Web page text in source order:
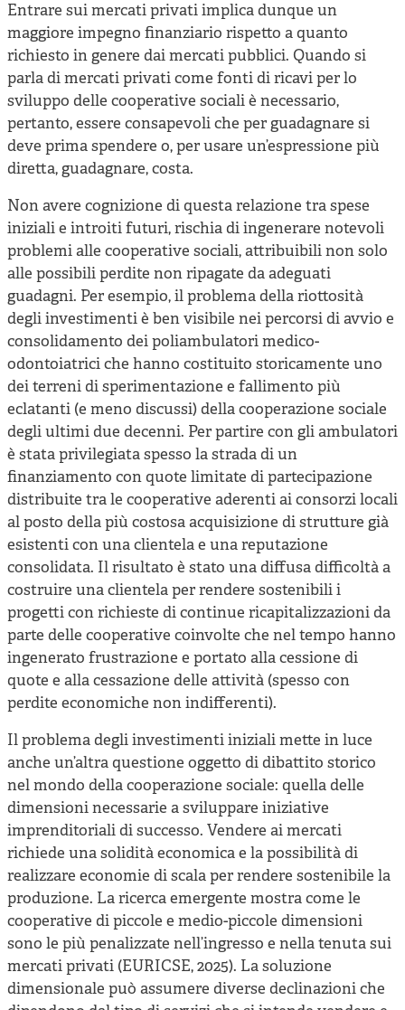
Entrare sui mercati privati implica dunque un
maggiore impegno finanziario rispetto a quanto
richiesto in genere dai mercati pubblici. Quando si
parla di mercati privati come fonti di ricavi per lo
sviluppo delle cooperative sociali è necessario,
pertanto, essere consapevoli che per guadagnare si
deve prima spendere o, per usare un’espressione più
diretta, guadagnare, costa.
Non avere cognizione di questa relazione tra spese
iniziali e introiti futuri, rischia di ingenerare notevoli
problemi alle cooperative sociali, attribuibili non solo
alle possibili perdite non ripagate da adeguati
guadagni. Per esempio, il problema della riottosità
degli investimenti è ben visibile nei percorsi di avvio e
consolidamento dei poliambulatori medico-
odontoiatrici che hanno costituito storicamente uno
dei terreni di sperimentazione e fallimento più
eclatanti (e meno discussi) della cooperazione sociale
degli ultimi due decenni. Per partire con gli ambulatori
è stata privilegiata spesso la strada di un
finanziamento con quote limitate di partecipazione
distribuite tra le cooperative aderenti ai consorzi locali
al posto della più costosa acquisizione di strutture già
esistenti con una clientela e una reputazione
consolidata. Il risultato è stato una diffusa difficoltà a
costruire una clientela per rendere sostenibili i
progetti con richieste di continue ricapitalizzazioni da
parte delle cooperative coinvolte che nel tempo hanno
ingenerato frustrazione e portato alla cessione di
quote e alla cessazione delle attività (spesso con
perdite economiche non indifferenti).
Il problema degli investimenti iniziali mette in luce
anche un’altra questione oggetto di dibattito storico
nel mondo della cooperazione sociale: quella delle
dimensioni necessarie a sviluppare iniziative
imprenditoriali di successo. Vendere ai mercati
richiede una solidità economica e la possibilità di
realizzare economie di scala per rendere sostenibile la
produzione. La ricerca emergente mostra come le
cooperative di piccole e medio-piccole dimensioni
sono le più penalizzate nell’ingresso e nella tenuta sui
mercati privati (EURICSE, 2025). La soluzione
dimensionale può assumere diverse declinazioni che